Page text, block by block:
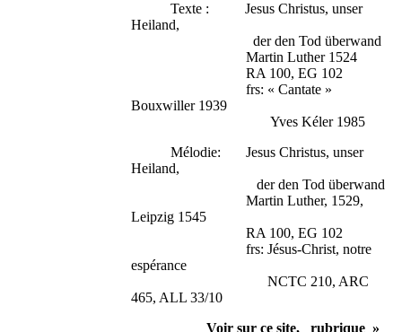
Texte : Jesus Christus, unser
Heiland,
der den Tod überwand
Martin Luther 1524
RA 100, EG 102
frs: « Cantate »
Bouxwiller 1939
Yves Kéler 1985
Mélodie: Jesus Christus, unser
Heiland,
der den Tod überwand
Martin Luther, 1529,
Leipzig 1545
RA 100, EG 102
frs: Jésus-Christ, notre
espérance
NCTC 210, ARC
465, ALL 33/10
Voir sur ce site, rubrique »